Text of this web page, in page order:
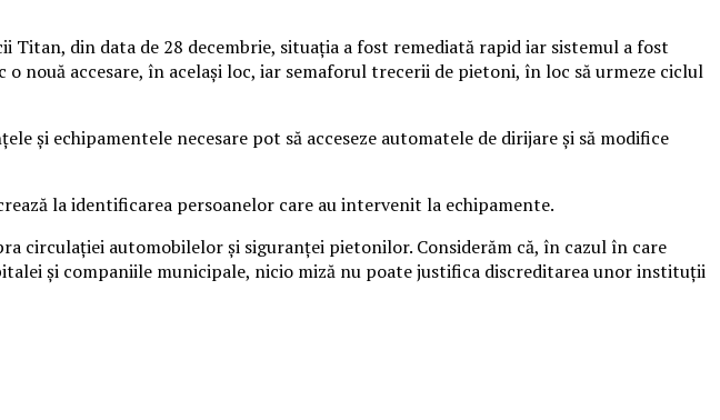
din data de 28 decembrie, situaţia a fost remediată rapid iar sistemul a fost
nouă accesare, în acelaşi loc, iar semaforul trecerii de pietoni, în loc să urmeze ciclul
şi echipamentele necesare pot să acceseze automatele de dirijare şi să modifice
la identificarea persoanelor care au intervenit la echipamente.
circulaţiei automobilelor şi siguranţei pietonilor. Considerăm că, în cazul în care
şi companiile municipale, nicio miză nu poate justifica discreditarea unor instituţii